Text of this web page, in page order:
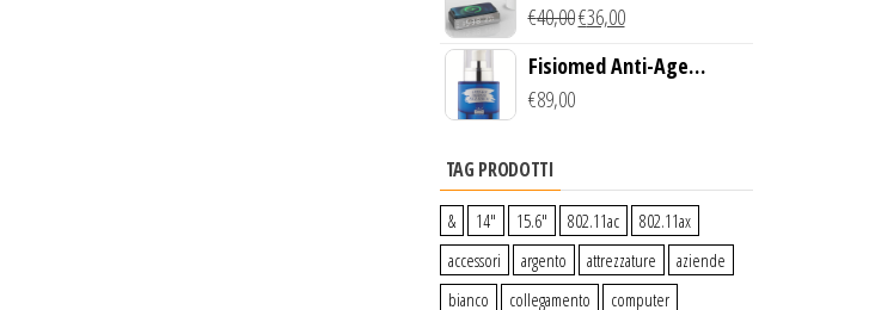
con Caricabatterie
€40,00€36,00
Fisiomed Anti-Age
Defense Face Serum
€89,00
TAG PRODOTTI
& 14″ 15.6″ 802.11ac
802.11ax
accessori
argento attrezzature
aziende
bianco
collegamento computer